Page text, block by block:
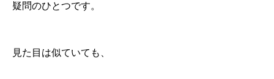
疑問のひとつです。
見た目は似ていても、